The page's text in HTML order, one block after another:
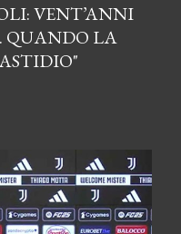
VENT’ANNI
QUANDO LA